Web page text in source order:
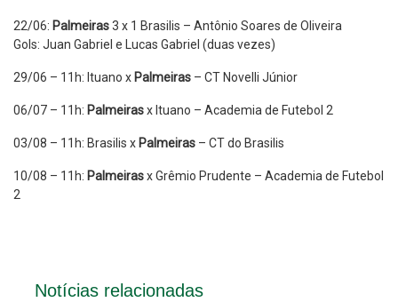
22/06: Palmeiras3 x 1 Brasilis – Antônio Soares de Oliveira
Gols: Juan Gabriel e Lucas Gabriel (duas vezes)
29/06 – 11h: Ituano x Palmeiras – CT Novelli Júnior
06/07 – 11h: Palmeirasx Ituano – Academia de Futebol 2
03/08 – 11h: Brasilis x Palmeiras – CT do Brasilis
10/08 – 11h: Palmeirasx Grêmio Prudente – Academia de Futebol
2
Notícias relacionadas